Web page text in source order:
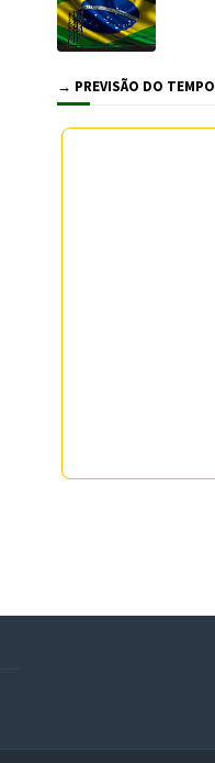
→ PREVISÃO DO TEMPO